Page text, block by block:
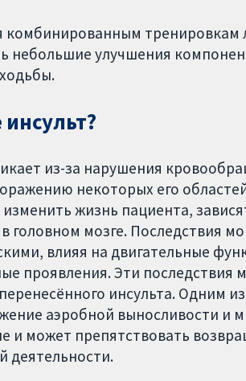
комбинированным тренировкам
небольшие улучшения
инсульт?
из-за нарушения
некоторых его
жизнь пациента,
головном мозге. Последствия
влияя на двигательные
проявления. Эти последствия
инсульта. Одним
аэробной выносливости и
и может препятствовать
деятельности.